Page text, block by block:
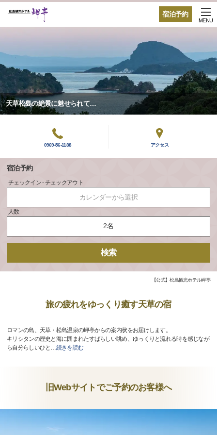
宿泊予約
MENU
天草松島の絶景に魅せられて…
0969-56-1188 アクセス
宿泊予約
チェックイン - チェックアウト
カレンダーから選択
人数
検索
【公式】松島観光ホテル岬亭
旅の疲れをゆっくり癒す天草の宿
ロマンの島、天草・松島温泉の岬亭からの案内状をお届けします。
キリシタンの歴史と海に囲まれたすばらしい眺め、ゆっくりと流れる時を感じなが
ら自分らしいひと …続きを読む
旧Webサイトでご予約のお客様へ